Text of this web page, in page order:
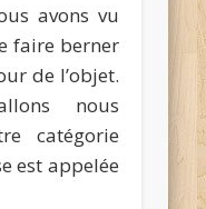
avons vu
faire berner
de l’objet.
nous
catégorie
est appelée